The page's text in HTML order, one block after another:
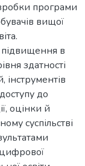
програми
вищої
в
здатності
до
оцінки й
суспільстві